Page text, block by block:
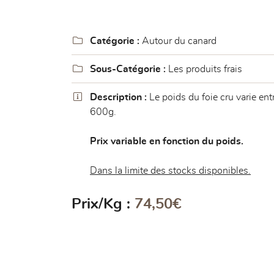
Rafraîchir le captcha
En cochant cette case, vous consentez à recevoir nos propositions
 Catégorie : Autour du canard
 Sous-Catégorie : Les produits frais
 Description : Le poids du foie cru varie
600g.
Prix variable en fonction du poids.
Dans la limite des stocks disponibles.
Prix/Kg : 74,50€